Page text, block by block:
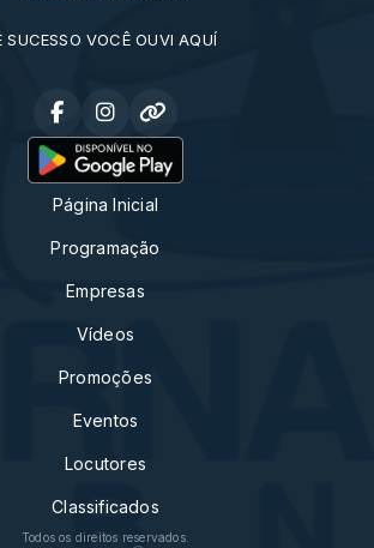
SUCESSO VOCÊ OUVI AQUÍ
Página Inicial
Programação
Empresas
Vídeos
Promoções
Eventos
Locutores
Classificados
Todos os direitos reservados.